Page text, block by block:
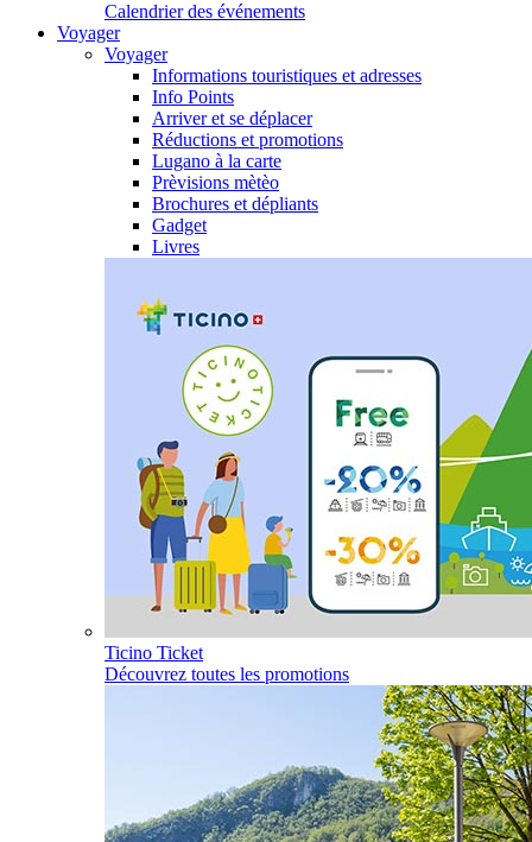
Calendrier des événements
Voyager
Voyager
Informations touristiques et adresses
Info Points
Arriver et se déplacer
Réductions et promotions
Lugano à la carte
Prèvisions mètèo
Brochures et dépliants
Gadget
Livres
Ticino Ticket
Découvrez toutes les promotions